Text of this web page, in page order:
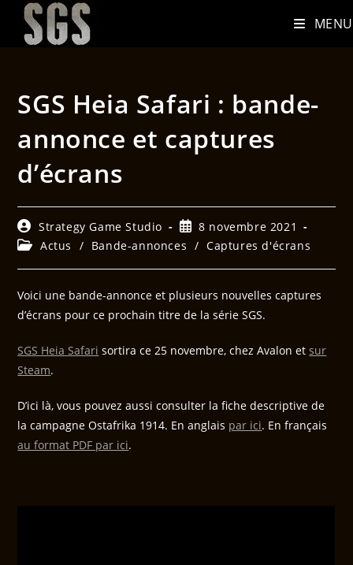
MENU
SGS Heia Safari : bande-
annonce et captures
d’écrans
Strategy Game Studio
8 novembre 2021
Actus
/ Bande-annonces / Captures d'écrans
Voici une bande-annonce et plusieurs nouvelles captures
d’écrans pour ce prochain titre de la série SGS.
SGS Heia Safari sortira ce 25 novembre, chez Avalon etsur
Steam.
D’ici là, vous pouvez aussi consulter la fiche descriptive de
la campagne Ostafrika 1914. En anglais par ici. En français
au format PDF par ici.